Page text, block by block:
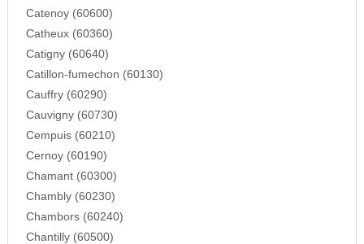
Catenoy (60600)
Catheux (60360)
Catigny (60640)
Catillon-fumechon (60130)
Cauffry (60290)
Cauvigny (60730)
Cempuis (60210)
Cernoy (60190)
Chamant (60300)
Chambly (60230)
Chambors (60240)
Chantilly (60500)